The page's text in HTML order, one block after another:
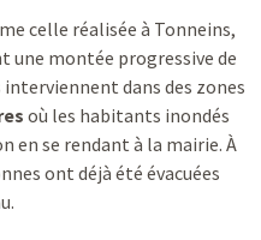
celle réalisée à Tonneins,
une montée progressive de
dans des zones
où les habitants inondés
en se rendant à la mairie. À
ont déjà été évacuées